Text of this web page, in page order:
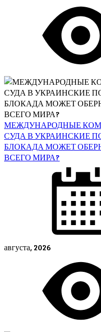
МЕЖДУНАРОДНЫЕ
СУДА В УКРАИНСКИЕ
БЛОКАДА МОЖЕТ
ВСЕГО МИРА?
августа, 2026